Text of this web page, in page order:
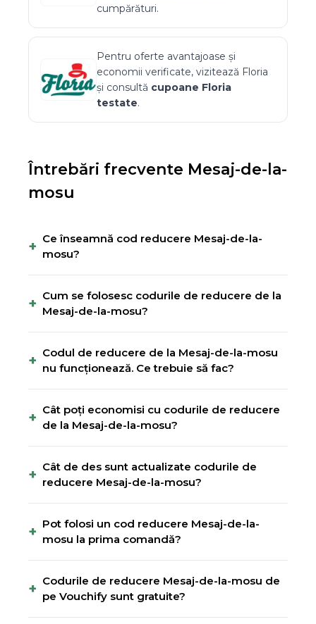
cumpărături.
Pentru oferte avantajoase și
economii verificate, vizitează Floria
și consultă cupoane Floria
testate.
Întrebări frecvente Mesaj-de-la-
mosu
+ Ce înseamnă cod reducere Mesaj-de-la-
mosu?
+ Cum se folosesc codurile de reducere de la
Mesaj-de-la-mosu?
+ Codul de reducere de la Mesaj-de-la-mosu
nu funcționează. Ce trebuie să fac?
+ Cât poți economisi cu codurile de reducere
de la Mesaj-de-la-mosu?
+ Cât de des sunt actualizate codurile de
reducere Mesaj-de-la-mosu?
+ Pot folosi un cod reducere Mesaj-de-la-
mosu la prima comandă?
+ Codurile de reducere Mesaj-de-la-mosu de
pe Vouchify sunt gratuite?